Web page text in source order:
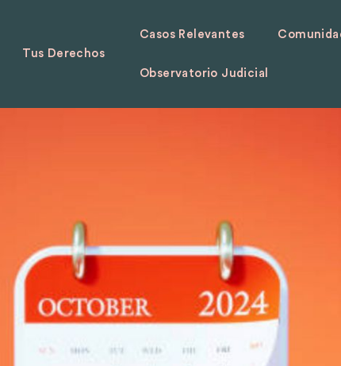
Tus Derechos
Casos Relevantes
Observatorio Judicial